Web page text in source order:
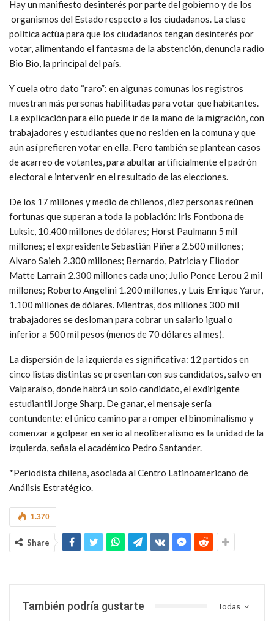
Hay un manifiesto desinterés por parte del gobierno y de los
organismos del Estado respecto a los ciudadanos. La clase
política actúa para que los ciudadanos tengan desinterés por
votar, alimentando el fantasma de la abstención, denuncia radio
Bio Bio, la principal del país.
Y cuela otro dato “raro”: en algunas comunas los registros
muestran más personas habilitadas para votar que habitantes.
La explicación para ello puede ir de la mano de la migración, con
trabajadores y estudiantes que no residen en la comuna y que
aún así prefieren votar en ella. Pero también se plantean casos
deacarreo de votantes, para abultar artificialmente el padrón
electoral e intervenir en el resultado de las elecciones.
De los 17 millones y medio de chilenos, diez personas reúnen
fortunas que superan a toda la población: Iris Fontbona de
Luksic, 10.400 millones de dólares; Horst Paulmann 5 mil
millones; el expresidente Sebastián Piñera 2.500 millones;
Alvaro Saieh 2.300 millones; Bernardo, Patricia y Eliodor
Matte Larraín 2.300 millones cada uno; Julio Ponce Lerou 2 mil
millones; Roberto Angelini 1.200 millones, y Luis Enrique Yarur,
1.100 millones de dólares. Mientras, dos millones 300 mil
trabajadores se desloman para cobrar un salario igual o
inferior a 500 mil pesos (menos de 70 dólares al mes).
La dispersión de la izquierda es significativa: 12 partidos en
cinco listas distintas se presentan con sus candidatos, salvo en
Valparaíso, donde habrá un solo candidato, el exdirigente
estudiantil Jorge Sharp. De ganar, el mensaje sería
contundente: el único camino para romper el binominalismo y
comenzar a golpear en serio al neoliberalismo es la unidad de la
izquierda, señala el académico Pedro Santander.
*Periodista chilena, asociada al Centro Latinoamericano de
Análisis Estratégico.
1.370
Share
Todas
También podría gustarte